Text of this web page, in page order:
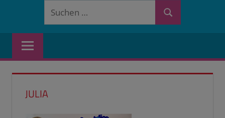
Suchen
Suchen
JULIA